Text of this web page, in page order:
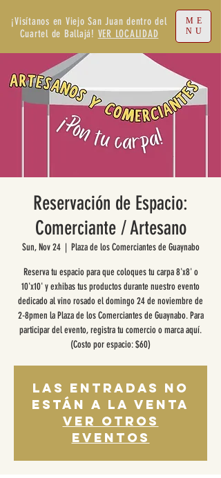
¡Visítanos en Viejo San Juan dentro del
Cuartel de Ballajá! VER LOCALIDAD
ME
NU
Reservación de Espacio:
Comerciante / Artesano
Sun, Nov 24
  |
Plaza de los Comerciantes de Guaynabo
Reserva tu espacio para que coloques tu carpa 8'x8' o
10'x10' y exhibas tus productos durante nuestro evento
dedicado al vino rosado el domingo 24 de noviembre de
2-8pmen la Plaza de los Comerciantes de Guaynabo. Para
participar del evento, registra tu comercio o marca aquí.
(Costo por espacio: $60)
Las entradas no
están a la venta
Ver otros
eventos